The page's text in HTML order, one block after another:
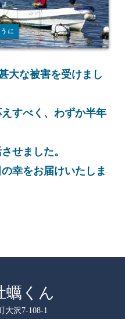
大な被害を受けまし
すべく、わずか半年
せました。
幸をお届けいたしま
蠣くん
大沢7-108-1